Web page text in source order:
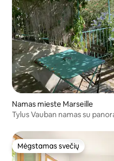
Namas mieste Marseille
Tylus Vauban namas su
Mėgstamas svečių
Mėgstamas svečių